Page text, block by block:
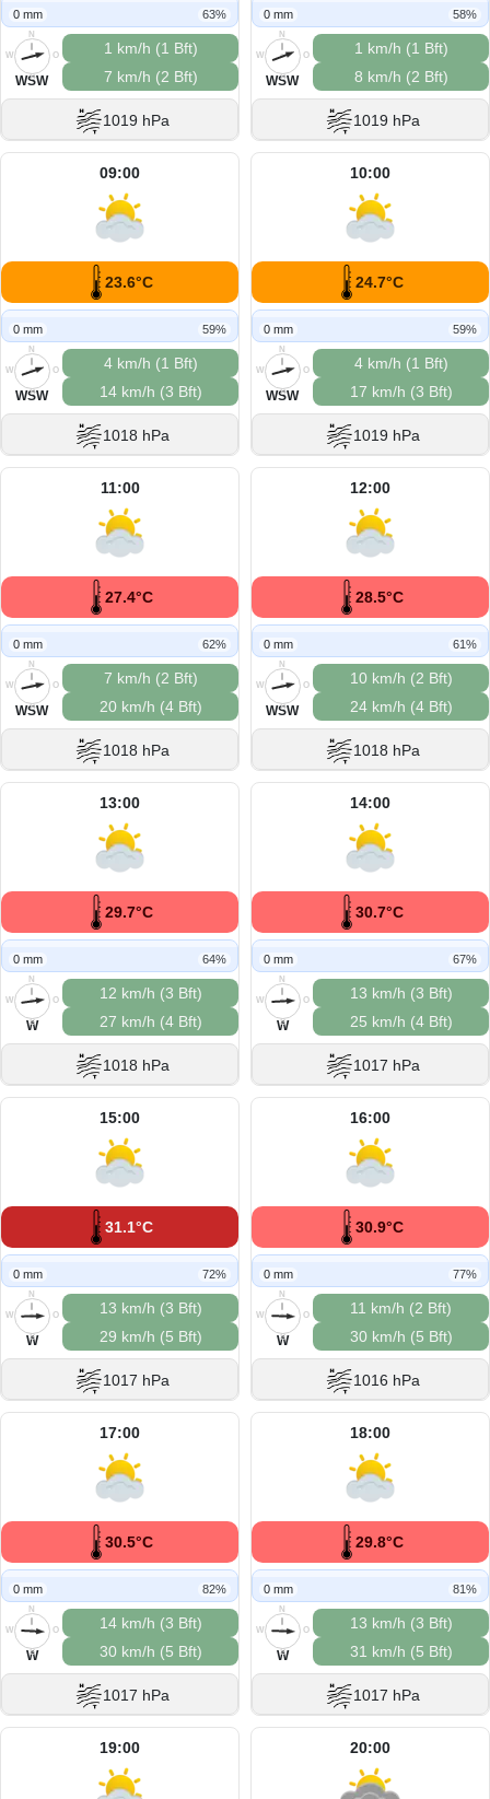
0 mm 63%
N
O
S
W
WSW
1 km/h (1 Bft)
7 km/h (2 Bft)
1019 hPa
0 mm 58%
N
O
S
W
WSW
1 km/h (1 Bft)
8 km/h (2 Bft)
1019 hPa
09:00
23.6°C
0 mm 59%
N
O
S
W
WSW
4 km/h (1 Bft)
14 km/h (3 Bft)
1018 hPa
10:00
24.7°C
0 mm 59%
N
O
S
W
WSW
4 km/h (1 Bft)
17 km/h (3 Bft)
1019 hPa
11:00
27.4°C
0 mm 62%
N
O
S
W
WSW
7 km/h (2 Bft)
20 km/h (4 Bft)
1018 hPa
12:00
28.5°C
0 mm 61%
N
O
S
W
WSW
10 km/h (2 Bft)
24 km/h (4 Bft)
1018 hPa
13:00
29.7°C
0 mm 64%
N
O
S
W
W
12 km/h (3 Bft)
27 km/h (4 Bft)
1018 hPa
14:00
30.7°C
0 mm 67%
N
O
S
W
W
13 km/h (3 Bft)
25 km/h (4 Bft)
1017 hPa
15:00
31.1°C
0 mm 72%
N
O
S
W
W
13 km/h (3 Bft)
29 km/h (5 Bft)
1017 hPa
16:00
30.9°C
0 mm 77%
N
O
S
W
W
11 km/h (2 Bft)
30 km/h (5 Bft)
1016 hPa
17:00
30.5°C
0 mm 82%
N
O
S
W
W
14 km/h (3 Bft)
30 km/h (5 Bft)
1017 hPa
18:00
29.8°C
0 mm 81%
N
O
S
W
W
13 km/h (3 Bft)
31 km/h (5 Bft)
1017 hPa
19:00 20:00